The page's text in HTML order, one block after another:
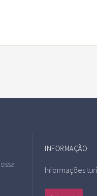
INFORMAÇÃO
Informações